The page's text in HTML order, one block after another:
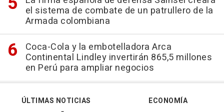
el sistema de combate de un patrullero de la
Armada colombiana
Coca-Cola y la embotelladora Arca
Continental Lindley invertirán 865,5 millones
en Perú para ampliar negocios
ÚLTIMAS NOTICIAS
ECONOMÍA